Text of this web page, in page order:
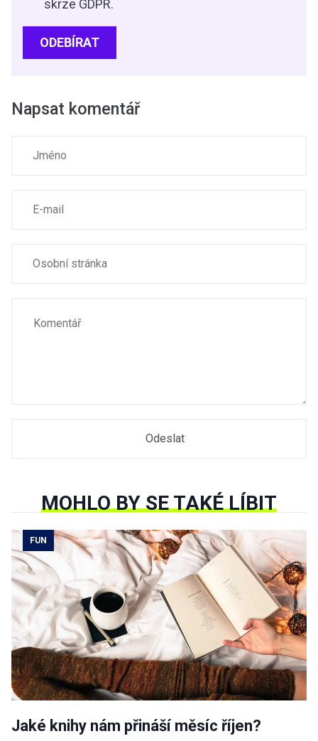
skrze GDPR.
ODEBÍRAT
Napsat komentář
MOHLO BY SE TAKÉ LÍBIT
FUN
Jaké knihy nám přináší měsíc říjen?